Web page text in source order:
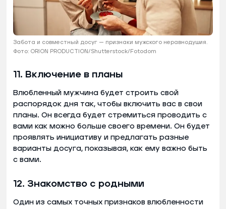
Забота и совместный досуг — признаки мужского неравнодушия.
Фото: ORION PRODUCTION/Shutterstock/Fotodom
11. Включение в планы
Влюбленный мужчина будет строить свой
распорядок дня так, чтобы включить вас в свои
планы. Он всегда будет стремиться проводить с
вами как можно больше своего времени. Он будет
проявлять инициативу и предлагать разные
варианты досуга, показывая, как ему важно быть
с вами.
12. Знакомство с родными
Один из самых точных признаков влюбленности